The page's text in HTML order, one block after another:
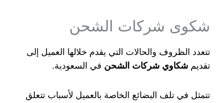
شكوى شركات الشحن
تتعدد الظروف والحالات التي يقدم خلالها العميل إلى
تقديم شكاوي شركات الشحن في السعودية.
تتمثل في تلف البضائع الخاصة بالعميل لأسباب تتعلق